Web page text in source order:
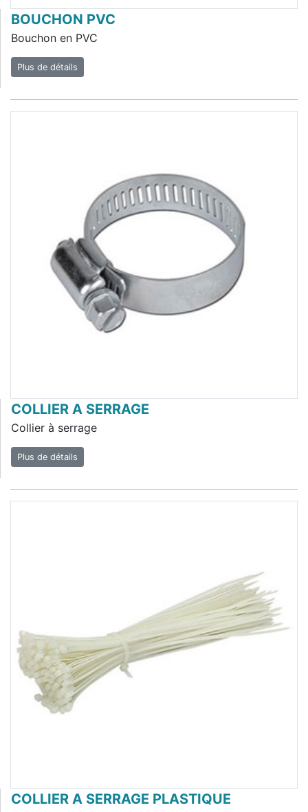
BOUCHON PVC
Bouchon en PVC
Plus de détails
COLLIER A SERRAGE
Collier à serrage
Plus de détails
COLLIER A SERRAGE PLASTIQUE